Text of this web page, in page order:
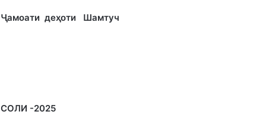
Ҷамоати деҳоти Шамтуч
СОЛИ -2025